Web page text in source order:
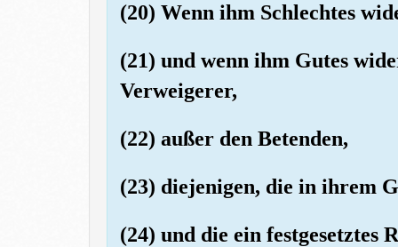
(20) Wenn ihm Schlechtes
(21) und wenn ihm Gutes
Verweigerer,
(22) außer den Betenden,
(23) diejenigen, die in ihrem
(24) und die ein festgesetztes